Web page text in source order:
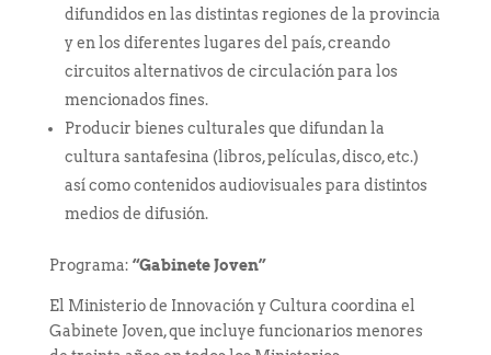
difundidos en las distintas regiones de la provincia
y en los diferentes lugares del país, creando
circuitos alternativos de circulación para los
mencionados fines.
Producir bienes culturales que difundan la
cultura santafesina (libros, películas, disco, etc.)
así como contenidos audiovisuales para distintos
medios de difusión.
Programa: “Gabinete Joven”
El Ministerio de Innovación y Cultura coordina el
Gabinete Joven, que incluye funcionarios menores